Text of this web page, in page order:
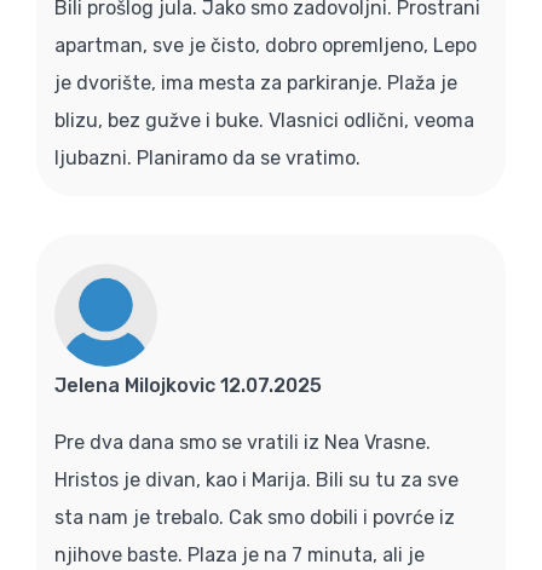
Bili prošlog jula. Jako smo zadovoljni. Prostrani
apartman, sve je čisto, dobro opremljeno, Lepo
je dvorište, ima mesta za parkiranje. Plaža je
blizu, bez gužve i buke. Vlasnici odlični, veoma
ljubazni. Planiramo da se vratimo.
Jelena Milojkovic 12.07.2025
Pre dva dana smo se vratili iz Nea Vrasne.
Hristos je divan, kao i Marija. Bili su tu za sve
sta nam je trebalo. Cak smo dobili i povrće iz
njihove baste. Plaza je na 7 minuta, ali je